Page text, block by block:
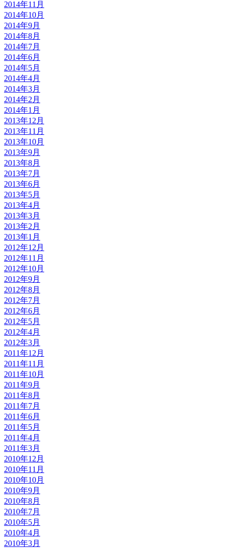
2014年11月
2014年10月
2014年9月
2014年8月
2014年7月
2014年6月
2014年5月
2014年4月
2014年3月
2014年2月
2014年1月
2013年12月
2013年11月
2013年10月
2013年9月
2013年8月
2013年7月
2013年6月
2013年5月
2013年4月
2013年3月
2013年2月
2013年1月
2012年12月
2012年11月
2012年10月
2012年9月
2012年8月
2012年7月
2012年6月
2012年5月
2012年4月
2012年3月
2011年12月
2011年11月
2011年10月
2011年9月
2011年8月
2011年7月
2011年6月
2011年5月
2011年4月
2011年3月
2010年12月
2010年11月
2010年10月
2010年9月
2010年8月
2010年7月
2010年5月
2010年4月
2010年3月